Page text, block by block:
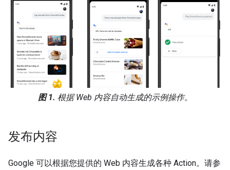
图 1. 根据 Web 内容自动生成的示例操作。
发布内容
Google 可以根据您提供的 Web 内容生成各种 Action。请参